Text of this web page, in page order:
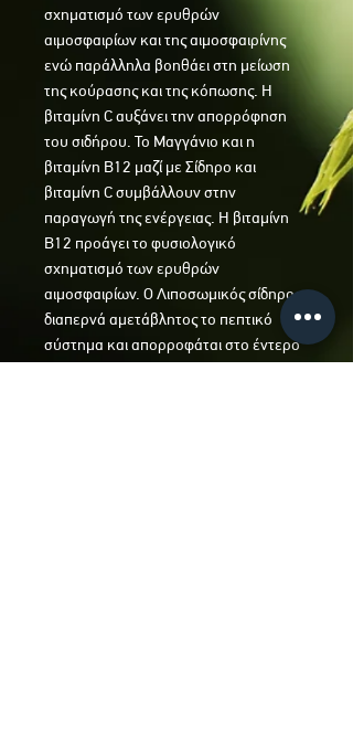
σχηματισμό των ερυθρών
αιμοσφαιρίων και της αιμοσφαιρίνης
ενώ παράλληλα βοηθάει στη μείωση
της κούρασης και της κόπωσης. Η
βιταμίνη C αυξάνει την απορρόφηση
του σιδήρου. Το Μαγγάνιο και η
βιταμίνη Β12 μαζί με Σίδηρο και
βιταμίνη C συμβάλλουν στην
παραγωγή της ενέργειας. Η βιταμίνη
Β12 προάγει το φυσιολογικό
σχηματισμό των ερυθρών
αιμοσφαιρίων. Ο Λιποσωμικός σίδηρος
διαπερνά αμετάβλητος το πεπτικό
σύστημα και απορροφάται στο έντερο